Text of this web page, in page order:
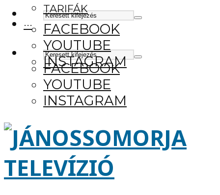
FACEBOOK
YOUTUBE
INSTAGRAM
TARIFÁK
···
FACEBOOK
YOUTUBE
INSTAGRAM